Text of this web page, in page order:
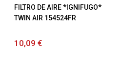
FILTRO DE AIRE *IGNIFUGO*
TWIN AIR 154524FR
10,09 €